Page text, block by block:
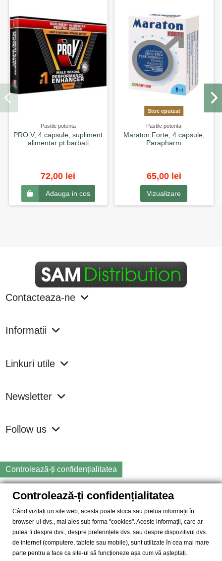
Pastile potenta
PRO V, 4 capsule, supliment
alimentar pt barbati
72,00 lei
Adauga in cos
Stoc epuizat
Pastile potenta
Maraton Forte, 4 capsule,
Parapharm
65,00 lei
Vizualizare
Contacteaza-ne
Informatii
Linkuri utile
Newsletter
Follow us
Controlează-ți confidențialitatea
Copyright
2026 samdistribution.ro - Magazin online cu Produse
SAM DISTRIBUTION S.R.L.- Cod fiscal: RO14935035, Registrul
Comertului: J40/10004/2002, Adresa: Str. Dimieni, nr. 7, Bucuresti,
sector 5.
Controlează-ți confidențialitatea
Când vizitați un site web, acesta poate stoca sau prelua informații în
browser-ul dvs., mai ales sub forma "cookies". Aceste informații, care ar
putea fi despre dvs., despre preferințele dvs. sau despre dispozitivul dvs.
de internet (computere, tablete sau mobile), sunt utilizate în cea mai mare
parte pentru a face ca site-ul să funcționeze așa cum vă așteptați.